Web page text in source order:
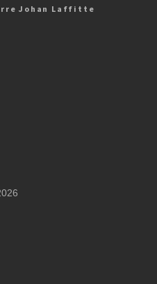
Johan Laffitte